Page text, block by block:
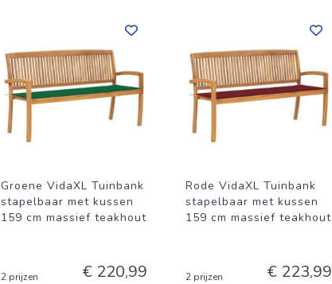
Groene VidaXL Tuinbank
stapelbaar met kussen
159 cm massief teakhout
2 prijzen € 220,99
Rode VidaXL Tuinbank
stapelbaar met kussen
159 cm massief teakhout
2 prijzen € 223,99